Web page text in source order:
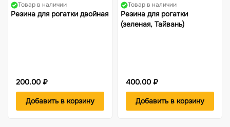
Товар в наличии
Резина для рогатки двойная
200.00 ₽
Добавить в корзину
Товар в наличии
Резина для рогатки
(зеленая, Тайвань)
400.00 ₽
Добавить в корзину